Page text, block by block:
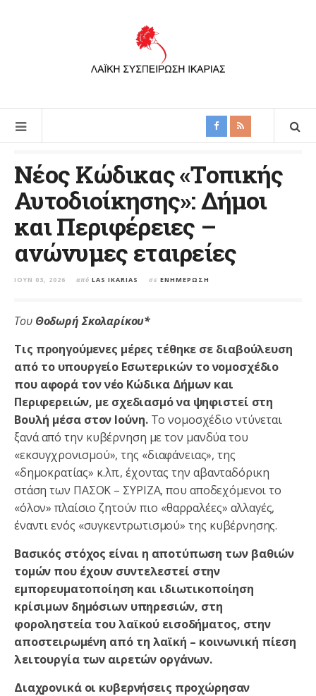
Νέος Κώδικας «Τοπικής
Αυτοδιοίκησης»: Δήμοι
και Περιφέρειες –
ανώνυμες εταιρείες
ΙΟΎΝ 03, 2026 από LAS IKARIAS σε ΕΝΗΜΈΡΩΣΗ
Του Θοδωρή Σκολαρίκου*
Τις προηγούμενες μέρες τέθηκε σε διαβούλευση
από το υπουργείο Εσωτερικών το νομοσχέδιο
που αφορά τον νέο Κώδικα Δήμων και
Περιφερειών, με σχεδιασμό να ψηφιστεί στη
Βουλή μέσα στον Ιούνη.Το νομοσχέδιο ντύνεται
ξανά από την κυβέρνηση με τον μανδύα του
«εκσυγχρονισμού», της «διαφάνειας», της
«δημοκρατίας» κ.λπ., έχοντας την αβανταδόρικη
στάση των ΠΑΣΟΚ – ΣΥΡΙΖΑ, που αποδεχόμενοι το
«όλον» πλαίσιο ζητούν πιο «θαρραλέες» αλλαγές,
έναντι ενός «συγκεντρωτισμού» της κυβέρνησης.
Βασικός στόχος είναι η αποτύπωση των βαθιών
τομών που έχουν συντελεστεί στην
εμπορευματοποίηση και ιδιωτικοποίηση
κρίσιμων δημόσιων υπηρεσιών, στη
φοροληστεία του λαϊκού εισοδήματος, στην
αποστειρωμένη από τη λαϊκή – κοινωνική πίεση
λειτουργία των αιρετών οργάνων.
Διαχρονικά οι κυβερνήσεις προχώρησαν